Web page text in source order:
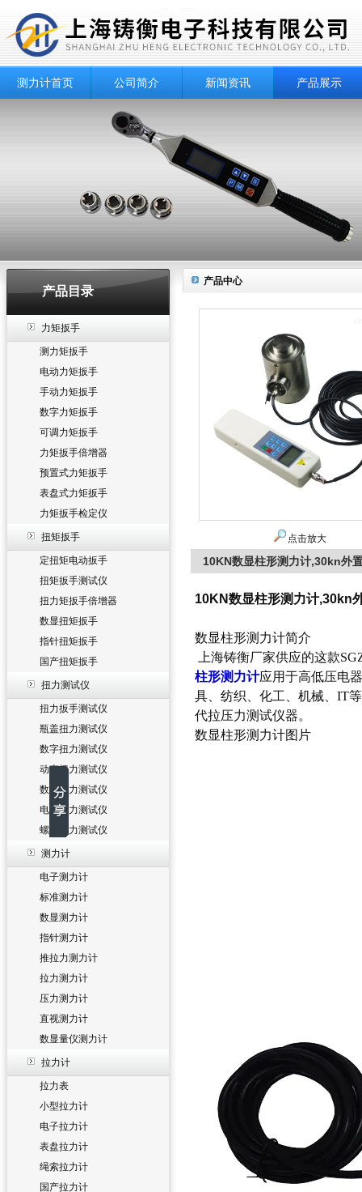
测力计首页 公司简介 新闻资讯 产品展示
产品目录
力矩扳手
测力矩扳手
电动力矩扳手
手动力矩扳手
数字力矩扳手
可调力矩扳手
力矩扳手倍增器
预置式力矩扳手
表盘式力矩扳手
力矩扳手检定仪
扭矩扳手
定扭矩电动扳手
扭矩扳手测试仪
扭力矩扳手倍增器
数显扭矩扳手
指针扭矩扳手
国产扭矩扳手
扭力测试仪
扭力扳手测试仪
瓶盖扭力测试仪
数字扭力测试仪
动态扭力测试仪
数显扭力测试仪
电批扭力测试仪
螺丝扭力测试仪
测力计
电子测力计
标准测力计
数显测力计
指针测力计
推拉力测力计
拉力测力计
压力测力计
直视测力计
数显量仪测力计
拉力计
拉力表
小型拉力计
电子拉力计
表盘拉力计
绳索拉力计
国产拉力计
产品中心
点击放大
10KN数显柱形测力计,30kn外
10KN数显柱形测力计,30kn
数显柱形测力计简介
上海铸衡厂家供应的这款
柱形测力计应用于高低压电
具、纺织、化工、机械、IT
代拉压力测试仪器。
数显柱形测力计图片